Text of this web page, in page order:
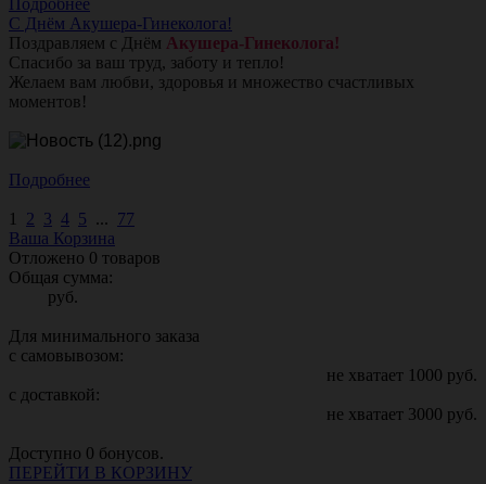
Подробнее
С Днём Акушера-Гинеколога!
Поздравляем с Днём Акушера-Гинеколога!
Спасибо за ваш труд, заботу и тепло!
Желаем вам любви, здоровья и множество счастливых
моментов!
Подробнее
1 2 3 4 5 ... 77
Ваша Корзина
Отложено 0 товаров
Общая сумма:
руб.
Для минимального заказа
с самовывозом:
не хватает 1000 руб.
с доставкой:
не хватает 3000 руб.
Доступно 0 бонусов.
ПЕРЕЙТИ В КОРЗИНУ